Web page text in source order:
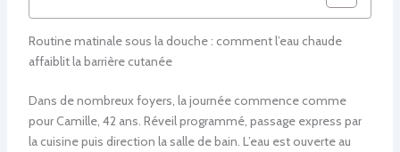
Routine matinale sous la douche : comment l’eau chaude
affaiblit la barrière cutanée
Dans de nombreux foyers, la journée commence comme
pour Camille, 42 ans. Réveil programmé, passage express par
la cuisine puis direction la salle de bain. L’eau est ouverte au